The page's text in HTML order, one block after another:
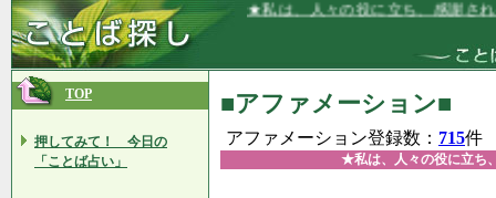
★私は、人々の役に立ち、感謝される仕
TOP
押してみて！ 今日の
「ことば占い」
■アファメーション■
アファメーション登録数： 715件
★私は、人々の役に立ち